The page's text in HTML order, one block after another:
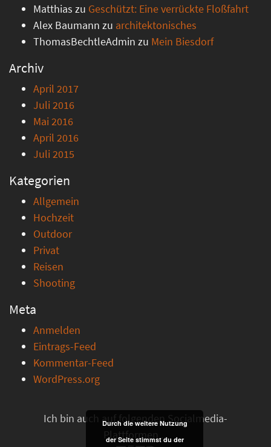
Matthias zu Geschützt: Eine verrückte Floßfahrt
Alex Baumann zu architektonisches
ThomasBechtleAdmin zu Mein Biesdorf
Archiv
April 2017
Juli 2016
Mai 2016
April 2016
Juli 2015
Kategorien
Allgemein
Hochzeit
Outdoor
Privat
Reisen
Shooting
Meta
Anmelden
Eintrags-Feed
Kommentar-Feed
WordPress.org
Ich bin auch auf folgenden Socialmedia-
Plattformen ...
Durch die weitere Nutzung
der Seite stimmst du der